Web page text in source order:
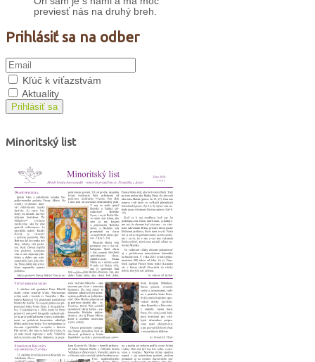
previesť nás na druhý breh.
Prihlásiť sa na odber
Kľúč k víťazstvám
Aktuality
Prihlásiť sa
Minoritský list